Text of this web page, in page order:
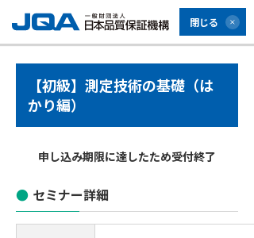
閉じる
【初級】測定技術の基礎（は
かり編）
申し込み期限に達したため受付終了
セミナー詳細